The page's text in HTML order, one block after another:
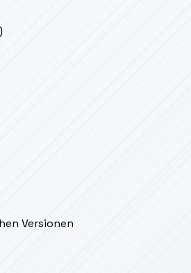
Versionen